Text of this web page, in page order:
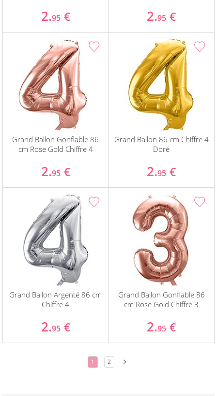
2.95 € 2.95 €
Grand Ballon Gonflable 86
cm Rose Gold Chiffre 4
2.95 €
Grand Ballon 86 cm Chiffre 4
Doré
2.95 €
Grand Ballon Argenté 86 cm
Chiffre 4
2.95 €
Grand Ballon Gonflable 86
cm Rose Gold Chiffre 3
2.95 €
1 2